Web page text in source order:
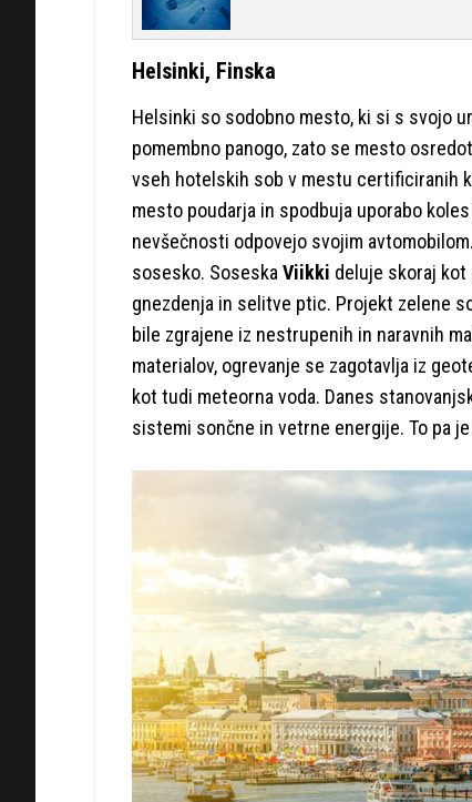
Helsinki, Finska
Helsinki so sodobno mesto, ki si s svojo
pomembno panogo, zato se mesto
vseh hotelskih sob v mestu certificiranih
mesto poudarja in spodbuja uporabo
nevšečnosti odpovejo svojim
sosesko. Soseska Viikki deluje skoraj kot
gnezdenja in selitve ptic. Projekt zelene
bile zgrajene iz nestrupenih in naravnih
materialov, ogrevanje se zagotavlja iz
kot tudi meteorna voda. Danes
sistemi sončne in vetrne energije. To pa